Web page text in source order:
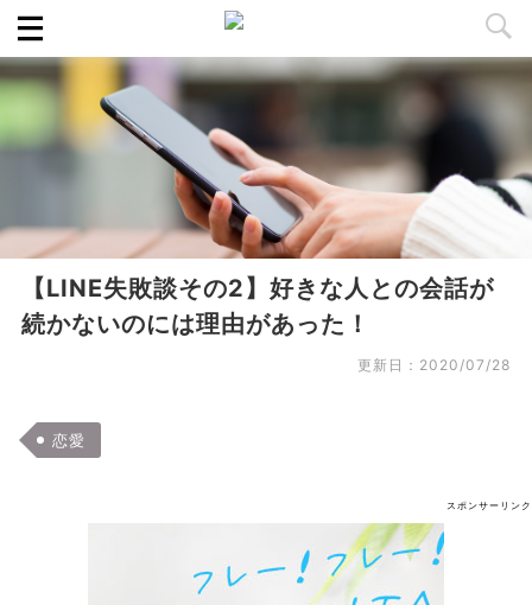
【LINE失敗談その2】好きな人との会話が
続かないのには理由があった！
更新日： 2020/07/28
恋愛
スポンサーリンク